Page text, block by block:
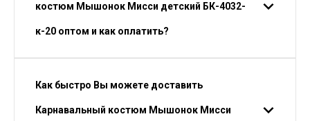
костюм Мышонок Мисси детский БК-4032-
к-20 оптом и как оплатить?
Как быстро Вы можете доставить
Карнавальный костюм Мышонок Мисси